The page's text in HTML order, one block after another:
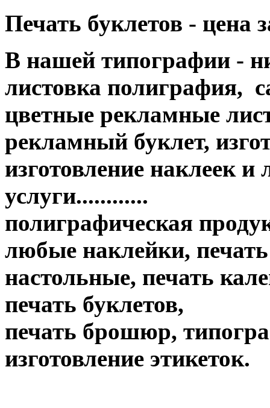
Печать буклетов - цена
В нашей типографии -
листовка полиграфия,
цветные рекламные
рекламный буклет,
изготовление наклеек
услуги............
полиграфическая
любые наклейки,
настольные, печать
печать буклетов,
печать брошюр,
изготовление этикеток.